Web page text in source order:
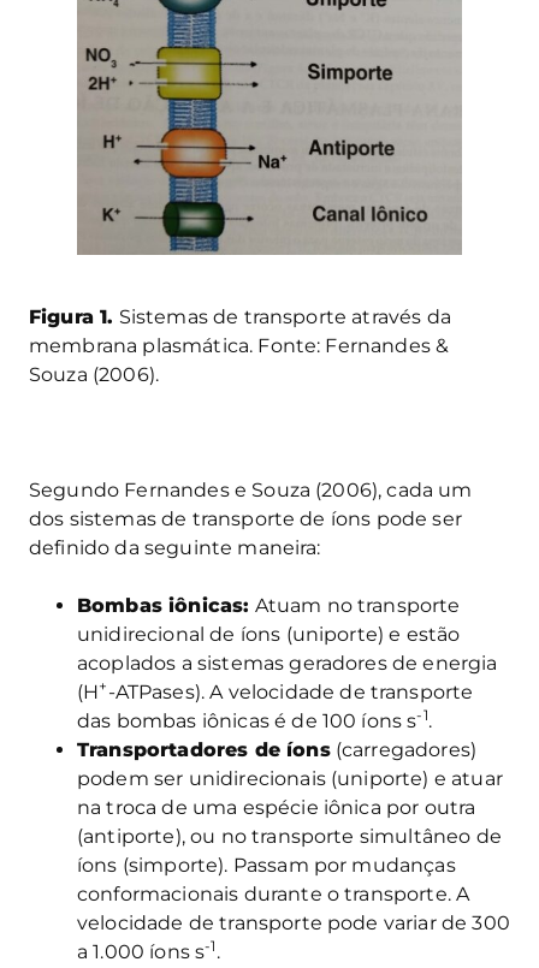
Figura 1. Sistemas de transporte através da
membrana plasmática. Fonte: Fernandes &
Souza (2006).
Segundo Fernandes e Souza (2006), cada um
dos sistemas de transporte de íons pode ser
definido da seguinte maneira:
Bombas iônicas: Atuam no transporte
unidirecional de íons (uniporte) e estão
acoplados a sistemas geradores de energia
(H+ -ATPases). A velocidade de transporte
das bombas iônicas é de 100 íons s-1.
Transportadores de íons(carregadores)
podem ser unidirecionais (uniporte) e atuar
na troca de uma espécie iônica por outra
(antiporte), ou no transporte simultâneo de
íons (simporte). Passam por mudanças
conformacionais durante o transporte. A
velocidade de transporte pode variar de 300
a 1.000 íons s-1 .